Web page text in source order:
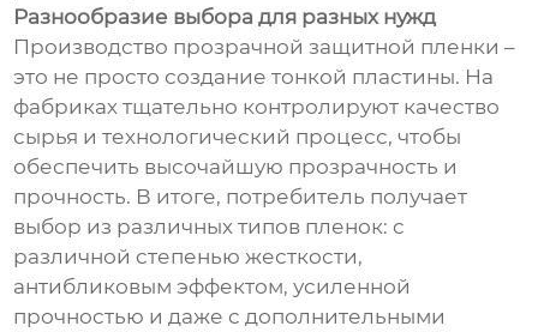
Разнообразие выбора для разных нужд
Производство прозрачной защитной пленки –
это не просто создание тонкой пластины. На
фабриках тщательно контролируют качество
сырья и технологический процесс, чтобы
обеспечить высочайшую прозрачность и
прочность. В итоге, потребитель получает
выбор из различных типов пленок: с
различной степенью жесткости,
антибликовым эффектом, усиленной
прочностью и даже с дополнительными